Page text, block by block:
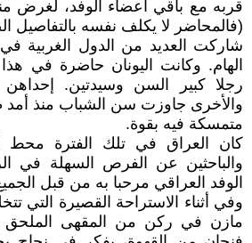
قربه مع باقي أعضاء الوفد، لغرض
(فالمحاضر لا يكلف نفسه بالتفاصيل
شاركت العديد من الدول الغربية في
الهام. وكانت اليونان حاضرة في
رجلا كبير السن وسيدتين.
والأخرى جاوزت سن الشباب منذ أمد
متمسكة فيه بقوة.
كان العراق في تلك الفترة محط
والباحثين عن الفرص السهلة في
الوفد العراقي مرحبا به من قبل
وفي أثناء الاستراحة القصيرة التي
مازن في ركن من المقهى الملحق